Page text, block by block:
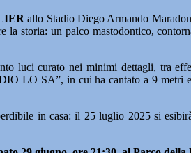
allo Stadio Diego Armando
la storia: un palco mastodontico,
luci curato nei minimi dettagli, tra
LO SA”, in cui ha cantato a 9 metri
in casa: il 25 luglio 2025 si